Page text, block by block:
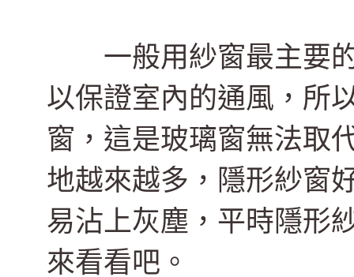
一般用紗窗最主要的
以保證室內的通風，所
窗，這是玻璃窗無法取
地越來越多，隱形紗窗
易沾上灰塵，平時隱形
來看看吧。